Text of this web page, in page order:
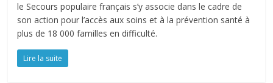
le Secours populaire français s’y associe dans le cadre de
son action pour l’accès aux soins et à la prévention santé à
plus de 18 000 familles en difficulté.
Lire la suite